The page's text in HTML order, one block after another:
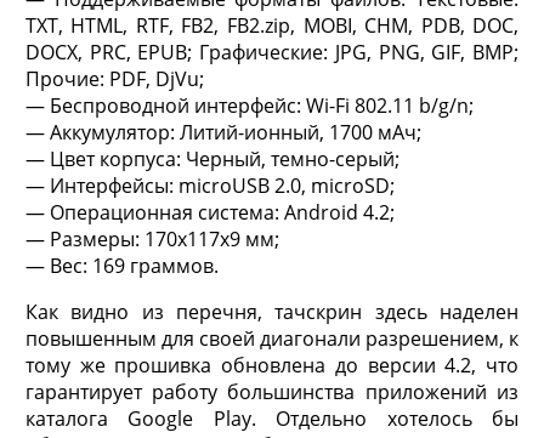
TXT, HTML, RTF, FB2, FB2.zip, MOBI, CHM, PDB, DOC,
DOCX, PRC, EPUB; Графические: JPG, PNG, GIF, BMP;
Прочие: PDF, DjVu;
— Беспроводной интерфейс: Wi-Fi 802.11 b/g/n;
— Аккумулятор: Литий-ионный, 1700 мАч;
— Цвет корпуса: Черный, темно-серый;
— Интерфейсы: microUSB 2.0, microSD;
— Операционная система: Android 4.2;
— Размеры: 170х117х9 мм;
— Вес: 169 граммов.
Как видно из перечня, тачскрин здесь наделен
повышенным для своей диагонали разрешением, к
тому же прошивка обновлена до версии 4.2, что
гарантирует работу большинства приложений из
каталога Google Play. Отдельно хотелось бы